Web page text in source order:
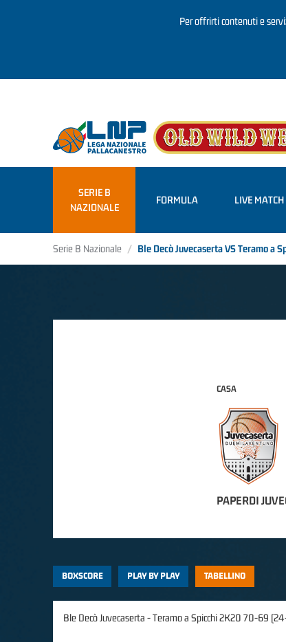
Per offrirti contenuti e
SERIE B
NAZIONALE
FORMULA LIVE MATCH
Serie B Nazionale Ble Decò Juvecaserta VS Teramo a
CASA
PAPERDI
BOXSCORE PLAY BY PLAY TABELLINO
Ble Decò Juvecaserta - Teramo a Spicchi 2K20 70-69